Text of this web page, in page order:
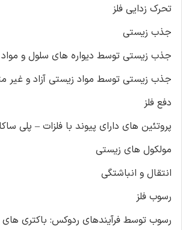
تحرک زدایی فلز
جذب زیستی
جذب زیستی توسط دیواره های سلول و
جذب زیستی توسط مواد زیستی آزاد و غیر
دفع فلز
پروتئین های دارای پیوند با فلزات – پلی
مولکول های زیستی
انتقال و انباشتگی
رسوب فلز
رسوب توسط فرآیندهای ردوکس: باکتری های